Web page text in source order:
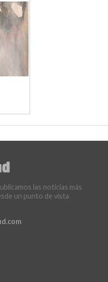
las noticias más
un punto de vista